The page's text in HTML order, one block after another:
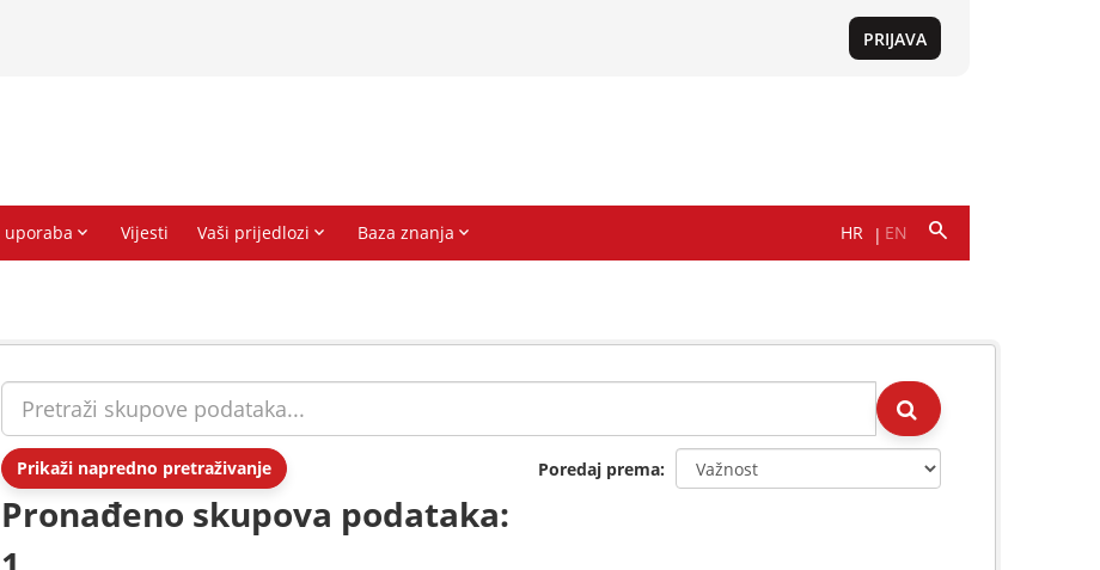
Prikaži napredno pretraživanje Poredaj prema
Pronađeno skupova podataka: